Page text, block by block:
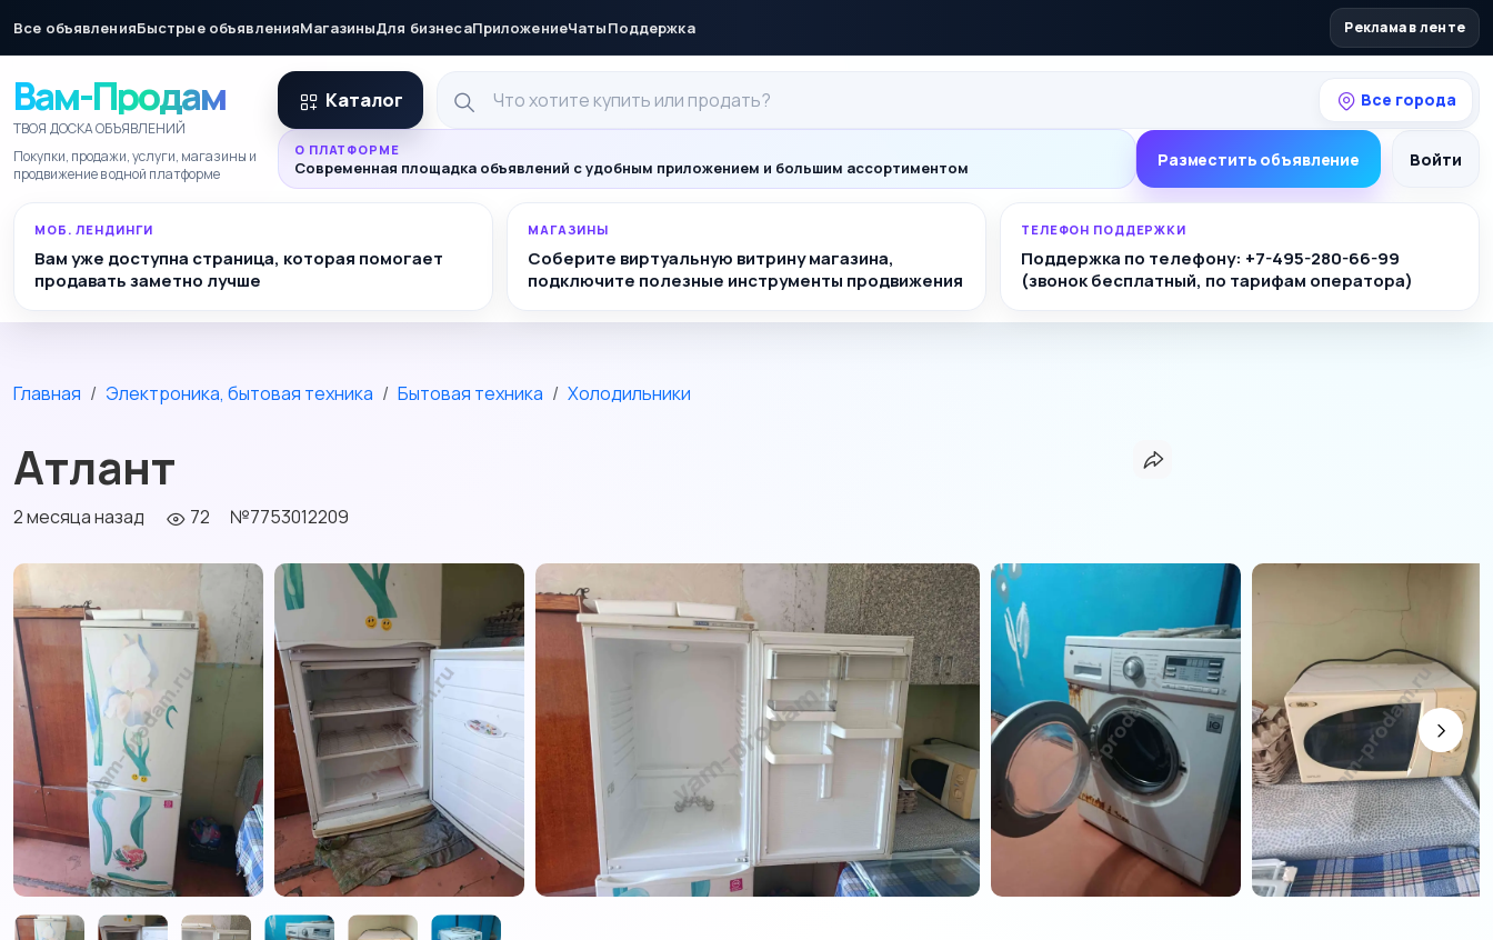
Все объявленияБыстрые объявленияМагазиныДля бизнесаПриложениеЧатыПоддержка Реклама в ленте
Вам-Продам
ТВОЯ ДОСКА ОБЪЯВЛЕНИЙ
Покупки, продажи, услуги, магазины и
продвижение в одной платформе
Каталог Все города
О ПЛАТФОРМЕ
Современная площадка объявлений с удобным приложением и большим ассортиментом Разместить объявление Войти
МОБ. ЛЕНДИНГИ
Вам уже доступна страница, которая помогает
продавать заметно лучше
МАГАЗИНЫ
Соберите виртуальную витрину магазина,
подключите полезные инструменты продвижения
ТЕЛЕФОН ПОДДЕРЖКИ
Поддержка по телефону: +7-495-280-66-99
(звонок бесплатный, по тарифам оператора)
Главная Электроника, бытовая техника Бытовая техника Холодильники
Атлант
2 месяца назад 72 №7753012209